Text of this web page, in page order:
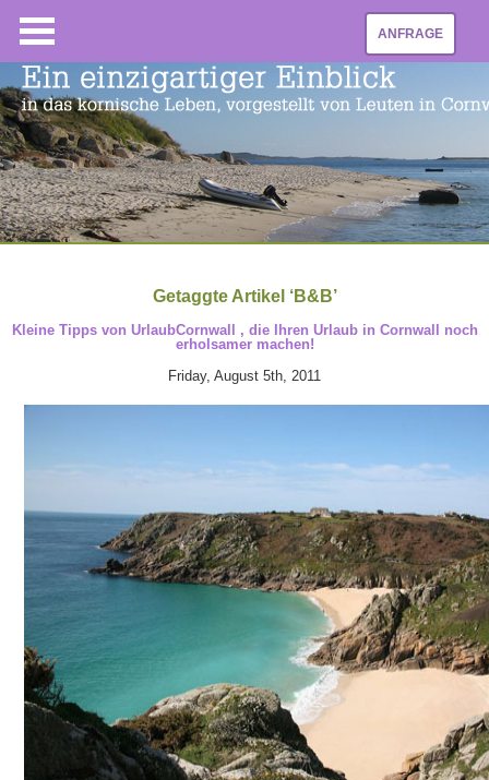
ANFRAGE
Getaggte Artikel ‘B&B’
Kleine Tipps von UrlaubCornwall , die Ihren Urlaub in Cornwall noch
erholsamer machen!
Friday, August 5th, 2011